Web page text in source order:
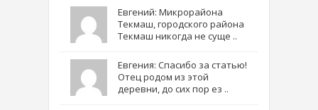
Евгений: Микрорайона
Текмаш, городского района
Текмаш никогда не суще ..
Евгения: Спасибо за статью!
Отец родом из этой
деревни, до сих пор ез ..